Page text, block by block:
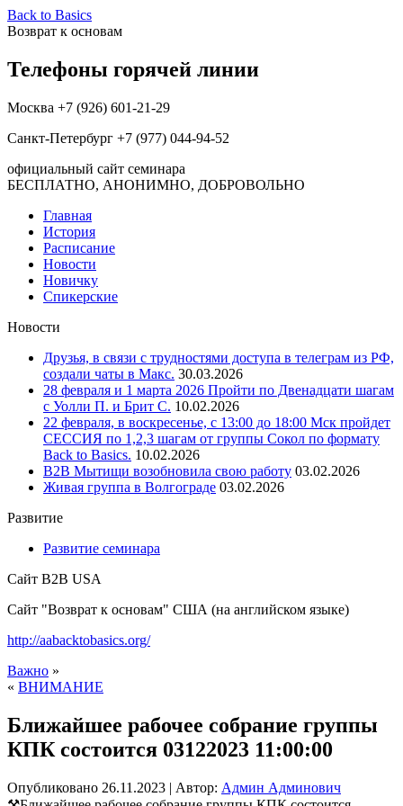
Back to Basics
Возврат к основам
Телефоны горячей линии
Москва +7 (926) 601-21-29
Санкт-Петербург +7 (977) 044-94-52
официальный сайт семинара
БЕСПЛАТНО, АНОНИМНО, ДОБРОВОЛЬНО
Главная
История
Расписание
Новости
Новичку
Спикерские
Новости
Друзья, в связи с трудностями доступа в телеграм из РФ,
создали чаты в Макс. 30.03.2026
28 февраля и 1 марта 2026 Пройти по Двенадцати шагам
с Уолли П. и Брит С. 10.02.2026
22 февраля, в воскресенье, с 13:00 до 18:00 Мск пройдет
СЕССИЯ по 1,2,3 шагам от группы Сокол по формату
Back to Basics. 10.02.2026
В2В Мытищи возобновила свою работу 03.02.2026
Живая группа в Волгограде 03.02.2026
Развитие
Развитие семинара
Сайт B2B USA
Сайт "Возврат к основам" США (на английском языке)
http://aabacktobasics.org/
Важно »
« ВНИМАНИЕ
Ближайшее рабочее собрание группы
КПК состоится 03122023 11:00:00
Опубликовано 26.11.2023 | Автор: Админ Админович